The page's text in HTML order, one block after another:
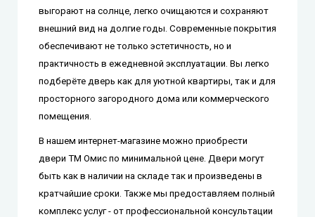
выгорают на солнце, легко очищаются и сохраняют
внешний вид на долгие годы. Современные покрытия
обеспечивают не только эстетичность, но и
практичность в ежедневной эксплуатации. Вы легко
подберёте дверь как для уютной квартиры, так и для
просторного загородного дома или коммерческого
помещения.
В нашем интернет-магазине можно приобрести
двери ТМ Омис по минимальной цене. Двери могут
быть как в наличии на складе так и произведены в
кратчайшие сроки. Также мы предоставляем полный
комплекс услуг - от профессиональной консультации